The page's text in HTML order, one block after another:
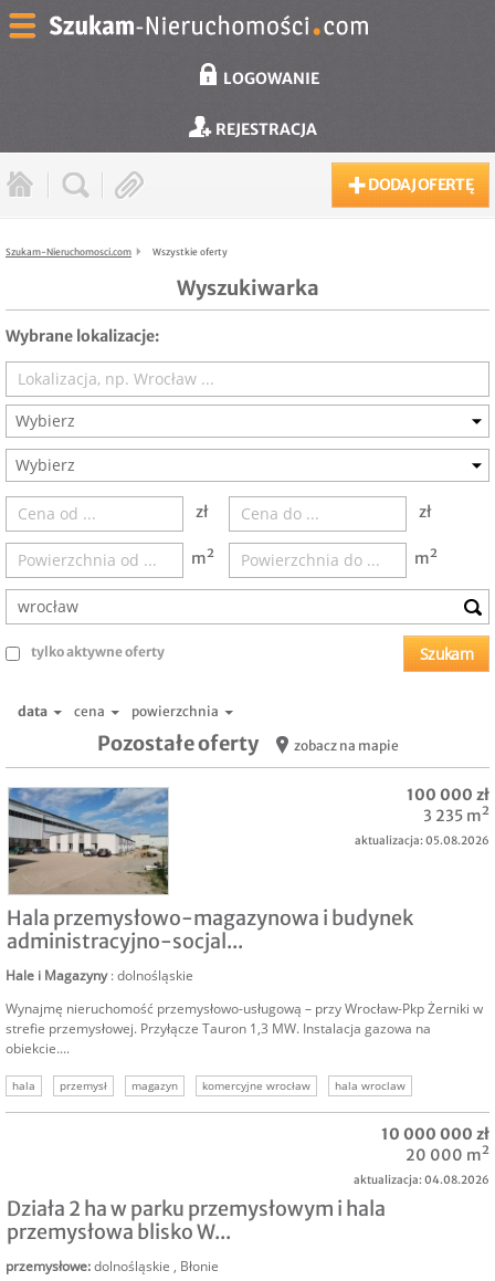
LOGOWANIE
REJESTRACJA
DODAJ OFERTĘ
Szukam-Nieruchomosci.com Wszystkie oferty
Wyszukiwarka
Wybrane lokalizacje:
Wybierz
Wybierz
zł zł
m² m²
tylko aktywne oferty
data cena powierzchnia
Pozostałe oferty zobacz na mapie
Hala przemysłowo-magazynowa i budynek
administracyjno-socjal...
Hale i Magazyny : dolnośląskie
Wynajmę nieruchomość przemysłowo-usługową – przy Wrocław-Pkp Żerniki w
strefie przemysłowej. Przyłącze Tauron 1,3 MW. Instalacja gazowa na
obiekcie....
hala przemysł magazyn komercyjne wrocław
hala wroclaw
wynajmę halę
hale i magazyny
100 000 zł
3 235 m²
aktualizacja: 05.08.2026
Działa 2 ha w parku przemysłowym i hala
przemysłowa blisko W...
przemysłowe:dolnośląskie , Błonie
10 000 000 zł
20 000 m²
aktualizacja: 04.08.2026